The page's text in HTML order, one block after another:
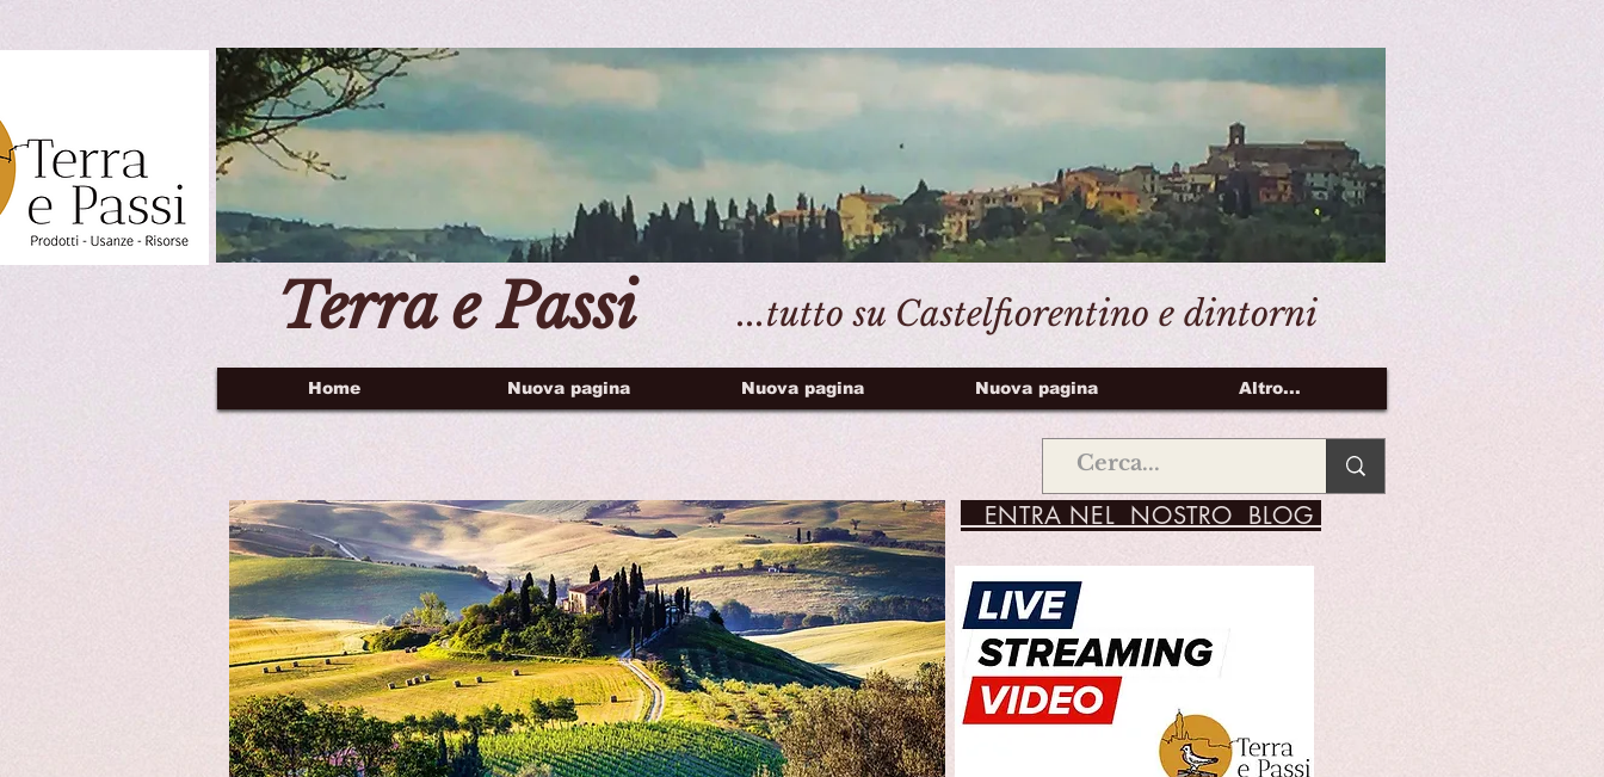
Terra e Passi ...tutto su Castelfiorentino e dintorni
Home Nuova pagina Nuova pagina Nuova pagina Altro...
ENTRA NEL NOSTRO BLOG